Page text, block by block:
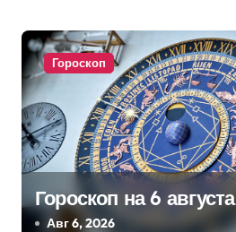
а
п
и
с
я
м
Гороскоп
Гороскоп на 6 августа
Авг 6, 2026